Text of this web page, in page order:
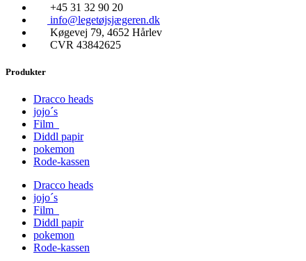
+45 31 32 90 20
info@legetøjsjægeren.dk
Køgevej 79, 4652 Hårlev
CVR 43842625
Produkter
Dracco heads
jojo´s
Film
Diddl papir
pokemon
Rode-kassen
Dracco heads
jojo´s
Film
Diddl papir
pokemon
Rode-kassen